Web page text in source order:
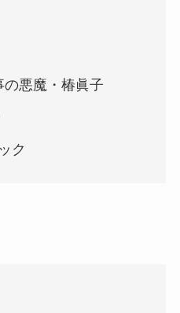
悪魔・椿眞子
ク